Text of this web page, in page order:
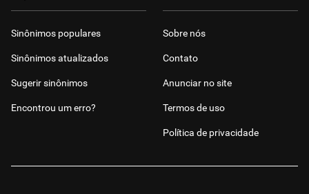
Sinônimos populares
Sinônimos atualizados
Sugerir sinônimos
Encontrou um erro?
Sobre nós
Contato
Anunciar no site
Termos de uso
Política de privacidade